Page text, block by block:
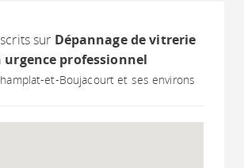
sur Dépannage de vitrerie
urgence professionnel
et-Boujacourt et ses environs